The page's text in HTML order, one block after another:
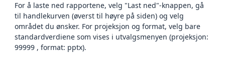
For å laste ned rapportene, velg "Last ned"-knappen, gå
til handlekurven (øverst til høyre på siden) og velg
området du ønsker. For projeksjon og format, velg bare
standardverdiene som vises i utvalgsmenyen (projeksjon:
99999 , format: pptx).